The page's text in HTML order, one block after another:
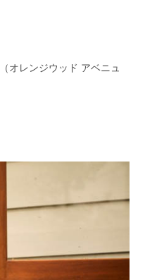
オレンジウッド アベニュ